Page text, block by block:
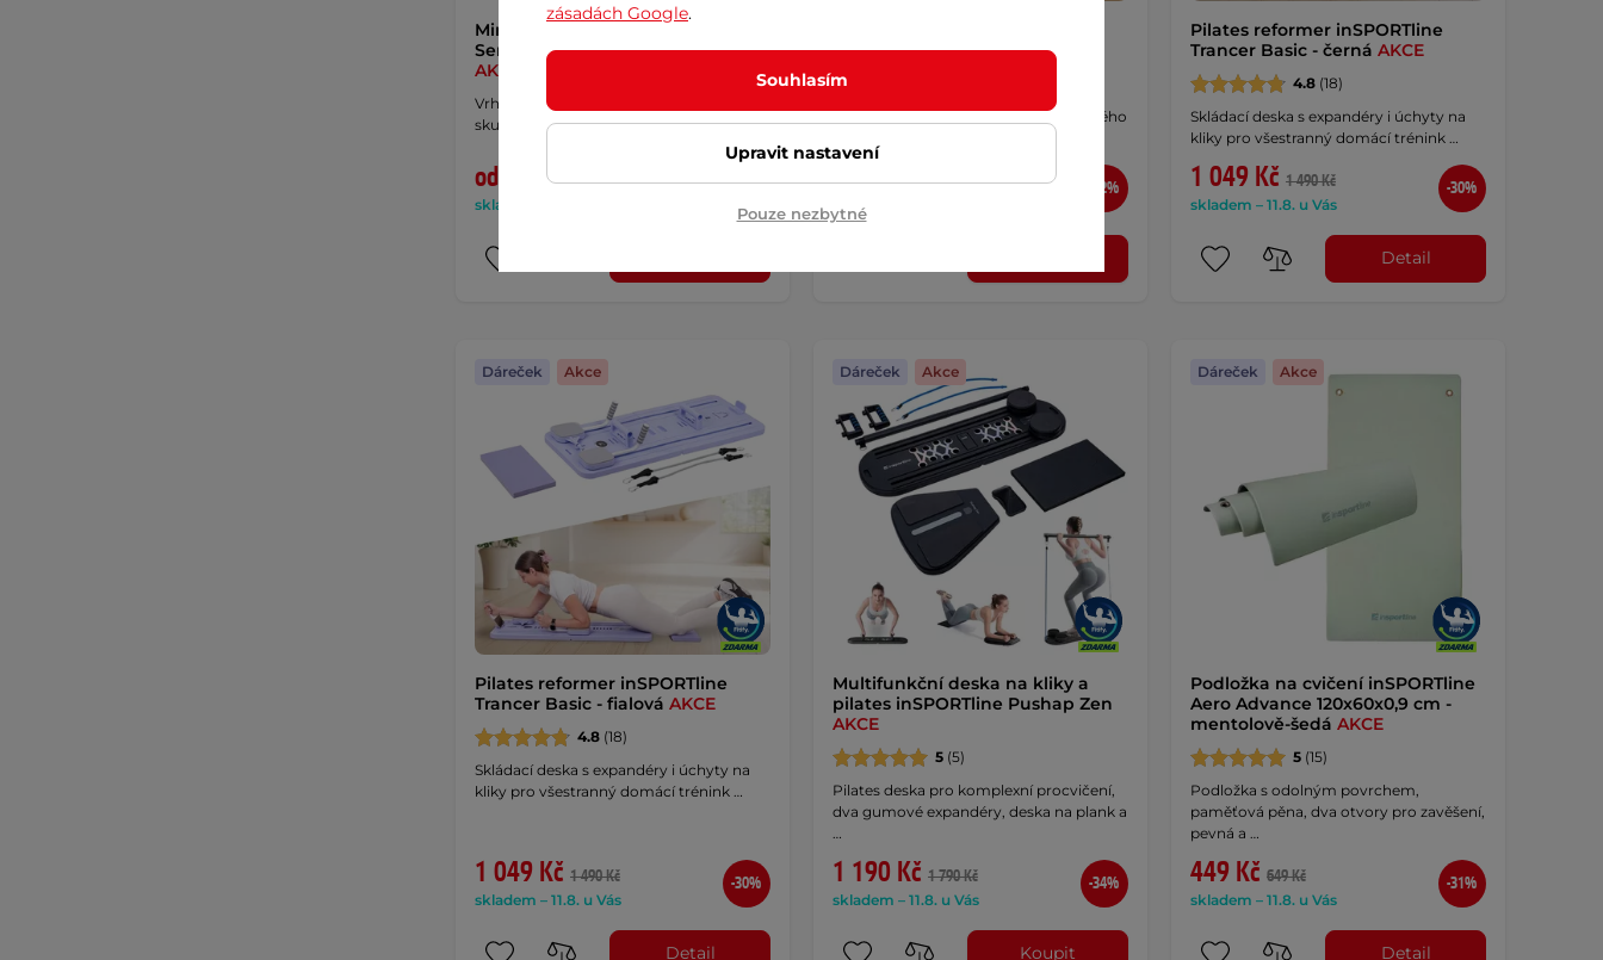
Mini medicinbaly inSPORTline
Sendelar 10,5-12 cm / 0,5-1,5 kg
AKCE
Vrhací medicimbal, pro workout, pilates,
skupinová cvičení, zábavné zpestření …
od 49 Kč 69 Kč
skladem – 11.8. u Vás
-29%
AuralerAKCE
Jeden stroj pro všestranný trénink celého
10 990 Kč 12 490 Kč
skladem – 11.8. u Vás
-12%
Pilates reformer inSPORTline
Trancer Basic - černá AKCE
4.8(18)
Skládací deska s expandéry i úchyty na
kliky pro všestranný domácí trénink …
1 049 Kč 1 490 Kč
skladem – 11.8. u Vás
-30%
Detail
Dáreček Akce
Pilates reformer inSPORTline
Trancer Basic - fialová AKCE
4.8 (18)
Skládací deska s expandéry i úchyty na
kliky pro všestranný domácí trénink …
1 049 Kč 1 490 Kč
skladem – 11.8. u Vás
-30%
Detail
Dáreček Akce
Multifunkční deska na kliky a
pilates inSPORTline Pushap Zen
AKCE
5(5)
Pilates deska pro komplexní procvičení,
dva gumové expandéry, deska na plank a
1 190 Kč 1 790 Kč
skladem – 11.8. u Vás
-34%
Koupit
Dáreček Akce
Podložka na cvičení inSPORTline
Aero Advance 120x60x0,9 cm -
mentolově-šedá AKCE
5(15)
Podložka s odolným povrchem,
paměťová pěna, dva otvory pro zavěšení,
pevná a …
449 Kč 649 Kč
skladem – 11.8. u Vás
-31%
Detail
zásadách Google.
Souhlasím
Upravit nastavení
Pouze nezbytné